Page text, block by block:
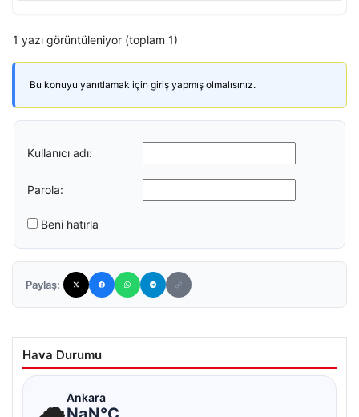
1 yazı görüntüleniyor (toplam 1)
Bu konuyu yanıtlamak için giriş yapmış olmalısınız.
Kullanıcı adı:
Parola:
Beni hatırla
Paylaş:
Hava Durumu
☁Ankara